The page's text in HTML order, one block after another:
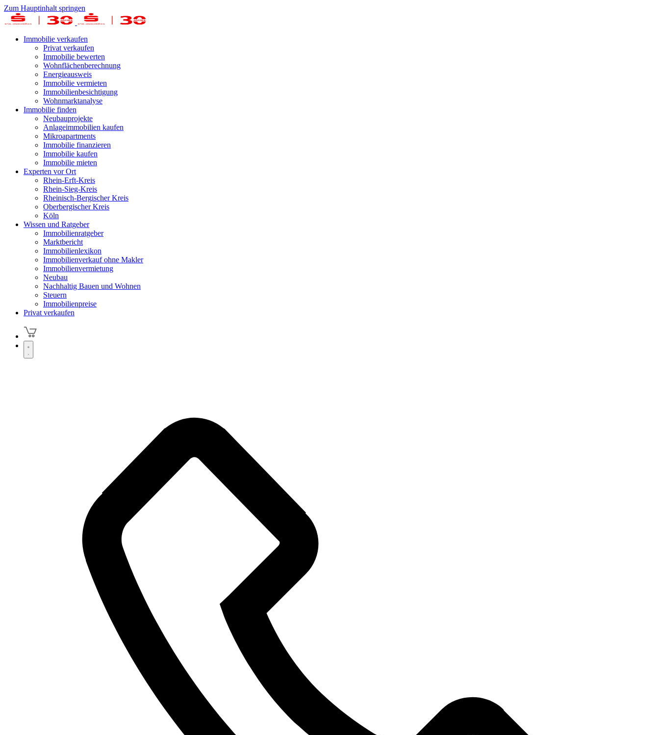
Zum Hauptinhalt springen
Immobilie verkaufen
Privat verkaufen
Immobilie bewerten
Wohnflächenberechnung
Energieausweis
Immobilie vermieten
Immobilienbesichtigung
Wohnmarktanalyse
Immobilie finden
Neubauprojekte
Anlageimmobilien kaufen
Mikroapartments
Immobilie finanzieren
Immobilie kaufen
Immobilie mieten
Experten vor Ort
Rhein-Erft-Kreis
Rhein-Sieg-Kreis
Rheinisch-Bergischer Kreis
Oberbergischer Kreis
Köln
Wissen und Ratgeber
Immobilienratgeber
Marktbericht
Immobilienlexikon
Immobilienverkauf ohne Makler
Immobilienvermietung
Neubau
Nachhaltig Bauen und Wohnen
Steuern
Immobilienpreise
Privat verkaufen